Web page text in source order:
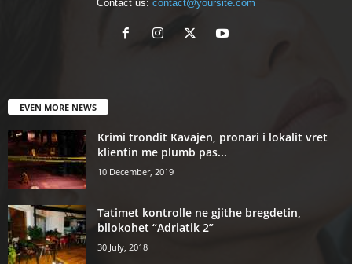
Contact us: contact@yoursite.com
EVEN MORE NEWS
Krimi trondit Kavajen, pronari i lokalit vret
klientin me plumb pas...
10 December, 2019
Tatimet kontrolle ne gjithe bregdetin,
bllokohet “Adriatik 2”
30 July, 2018